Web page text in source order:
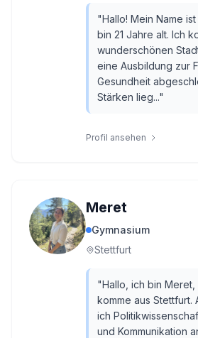
"Hallo! Mein Name
bin 21 Jahre alt. Ich
wunderschönen
eine Ausbildung zur
Gesundheit
Stärken lieg..."
Profil ansehen
Meret
Gymnasium
Stettfurt
"Hallo, ich bin
komme aus Stettfurt.
ich
und Kommunikation